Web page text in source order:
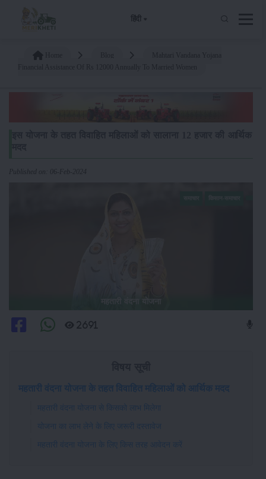
हिंदी
Published on: 06-Feb-2024
2691
महतारी वंदना योजना के तहत विवाहित महिलाओं को आर्थिक मदद
महतारी वंदना योजना से किसको लाभ मिलेगा
योजना का लाभ लेने के लिए जरूरी दस्तावेज
महतारी वंदना योजना के लिए किस तरह आवेदन करें